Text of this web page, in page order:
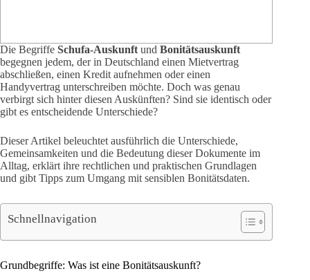
Die Begriffe Schufa-Auskunft und Bonitätsauskunft
begegnen jedem, der in Deutschland einen Mietvertrag
abschließen, einen Kredit aufnehmen oder einen
Handyvertrag unterschreiben möchte. Doch was genau
verbirgt sich hinter diesen Auskünften? Sind sie identisch oder
gibt es entscheidende Unterschiede?
Dieser Artikel beleuchtet ausführlich die Unterschiede,
Gemeinsamkeiten und die Bedeutung dieser Dokumente im
Alltag, erklärt ihre rechtlichen und praktischen Grundlagen
und gibt Tipps zum Umgang mit sensiblen Bonitätsdaten.
Schnellnavigation
Grundbegriffe: Was ist eine Bonitätsauskunft?